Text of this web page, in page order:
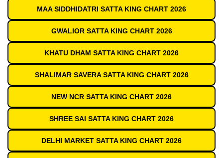
MAA SIDDHIDATRI SATTA KING CHART 2026
GWALIOR SATTA KING CHART 2026
KHATU DHAM SATTA KING CHART 2026
SHALIMAR SAVERA SATTA KING CHART 2026
NEW NCR SATTA KING CHART 2026
SHREE SAI SATTA KING CHART 2026
DELHI MARKET SATTA KING CHART 2026